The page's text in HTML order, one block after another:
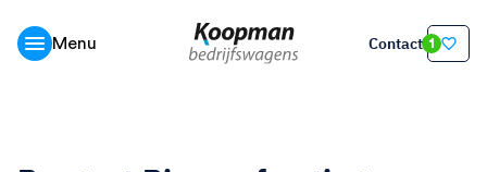
Menu Contact 1